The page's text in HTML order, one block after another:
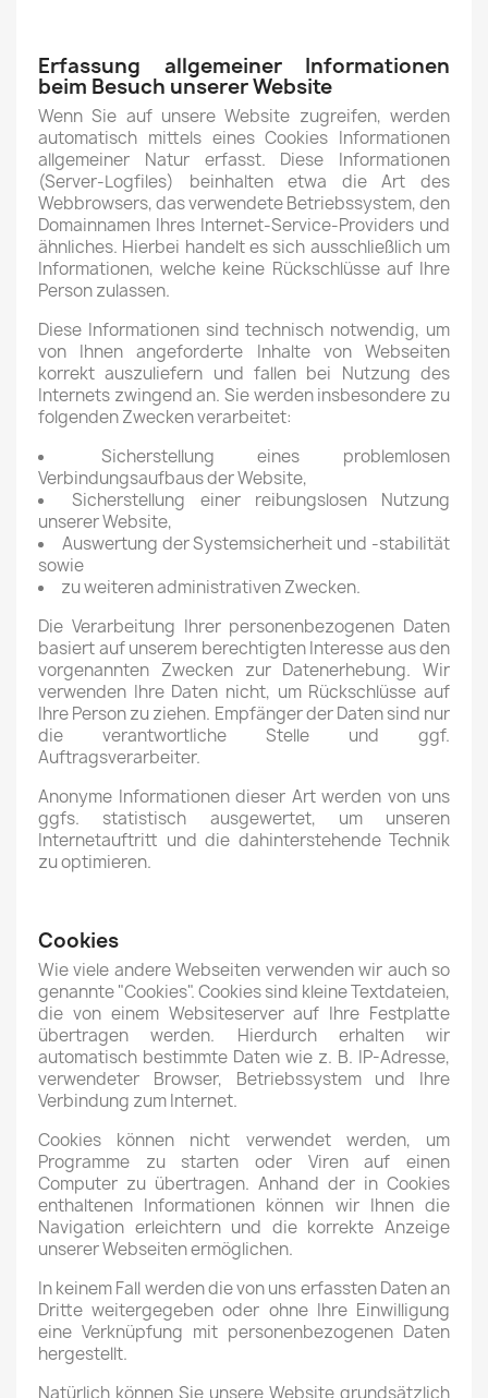
Erfassung allgemeiner Informationen
beim Besuch unserer Website
Wenn Sie auf unsere Website zugreifen, werden
automatisch mittels eines Cookies Informationen
allgemeiner Natur erfasst. Diese Informationen
(Server-Logfiles) beinhalten etwa die Art des
Webbrowsers, das verwendete Betriebssystem, den
Domainnamen Ihres Internet-Service-Providers und
ähnliches. Hierbei handelt es sich ausschließlich um
Informationen, welche keine Rückschlüsse auf Ihre
Person zulassen.
Diese Informationen sind technisch notwendig, um
von Ihnen angeforderte Inhalte von Webseiten
korrekt auszuliefern und fallen bei Nutzung des
Internets zwingend an. Sie werden insbesondere zu
folgenden Zwecken verarbeitet:
Sicherstellung eines problemlosen
Verbindungsaufbaus der Website,
Sicherstellung einer reibungslosen Nutzung
unserer Website,
Auswertung der Systemsicherheit und -stabilität
sowie
zu weiteren administrativen Zwecken.
Die Verarbeitung Ihrer personenbezogenen Daten
basiert auf unserem berechtigten Interesse aus den
vorgenannten Zwecken zur Datenerhebung. Wir
verwenden Ihre Daten nicht, um Rückschlüsse auf
Ihre Person zu ziehen. Empfänger der Daten sind nur
die verantwortliche Stelle und ggf.
Auftragsverarbeiter.
Anonyme Informationen dieser Art werden von uns
ggfs. statistisch ausgewertet, um unseren
Internetauftritt und die dahinterstehende Technik
zu optimieren.
Cookies
Wie viele andere Webseiten verwenden wir auch so
genannte "Cookies". Cookies sind kleine Textdateien,
die von einem Websiteserver auf Ihre Festplatte
übertragen werden. Hierdurch erhalten wir
automatisch bestimmte Daten wie z. B. IP-Adresse,
verwendeter Browser, Betriebssystem und Ihre
Verbindung zum Internet.
Cookies können nicht verwendet werden, um
Programme zu starten oder Viren auf einen
Computer zu übertragen. Anhand der in Cookies
enthaltenen Informationen können wir Ihnen die
Navigation erleichtern und die korrekte Anzeige
unserer Webseiten ermöglichen.
In keinem Fall werden die von uns erfassten Daten an
Dritte weitergegeben oder ohne Ihre Einwilligung
eine Verknüpfung mit personenbezogenen Daten
hergestellt.
Natürlich können Sie unsere Website grundsätzlich